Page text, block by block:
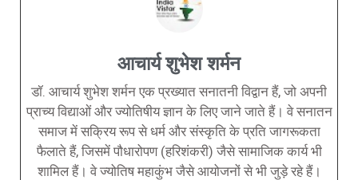
आचार्य शुभेश शर्मन
डॉ. आचार्य शुभेश शर्मन एक प्रख्यात सनातनी विद्वान हैं, जो अपनी
प्राच्य विद्याओं और ज्योतिषीय ज्ञान के लिए जाने जाते हैं। वे सनातन
समाज में सक्रिय रूप से धर्म और संस्कृति के प्रति जागरूकता
फैलाते हैं, जिसमें पौधारोपण (हरिशंकरी) जैसे सामाजिक कार्य भी
शामिल हैं। वे ज्योतिष महाकुंभ जैसे आयोजनों से भी जुड़े रहे हैं।